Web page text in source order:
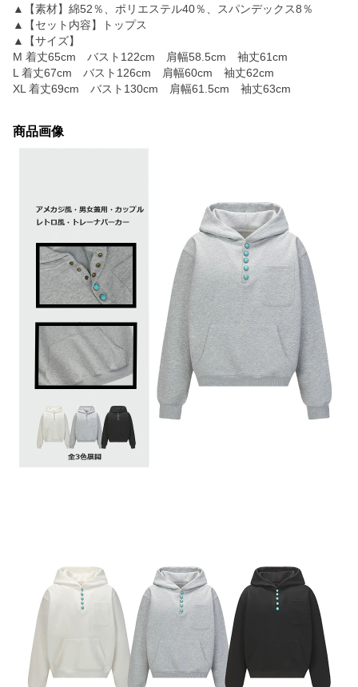
▲【素材】綿52％、ポリエステル40％、スパンデックス8％
▲【セット内容】トップス
▲【サイズ】
M 着丈65cm バスト122cm 肩幅58.5cm 袖丈61cm
L 着丈67cm バスト126cm 肩幅60cm 袖丈62cm
XL 着丈69cm バスト130cm 肩幅61.5cm 袖丈63cm
商品画像